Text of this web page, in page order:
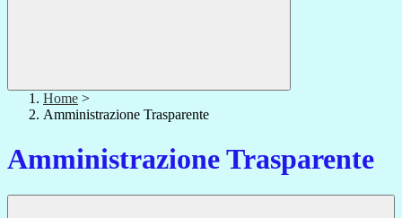
Home >
Amministrazione Trasparente
Amministrazione Trasparente